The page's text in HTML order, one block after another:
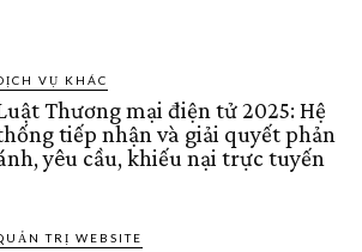
VỤ KHÁC
Thương mại điện tử 2025: Hệ
tiếp nhận và giải quyết phản
yêu cầu, khiếu nại trực tuyến
TRỊ WEBSITE